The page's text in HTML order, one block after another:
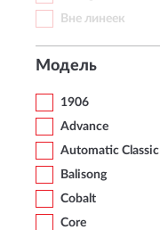
Вне линеек
Модель
1906
Advance
Automatic Classic
Balisong
Cobalt
Core